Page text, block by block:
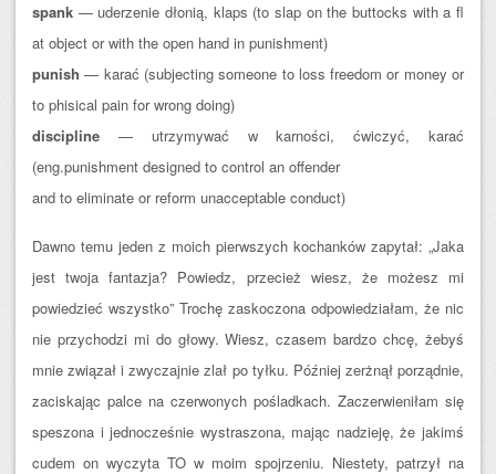
spank — uderzenie dłonią, klaps (to slap on the buttocks with a fl
at object or with the open hand in punishment)
punish— karać (subjecting someone to loss freedom or money or
to phisical pain for wrong doing)
discipline — utrzymywać w karności, ćwiczyć, karać
(eng.punishment designed to control an offender
and to eliminate or reform unacceptable conduct)
Dawno temu jeden z moich pierwszych kochanków zapytał: „Jaka
jest twoja fantazja? Powiedz, przecież wiesz, że możesz mi
powiedzieć wszystko” Trochę zaskoczona odpowiedziałam, że nic
nie przychodzi mi do głowy. Wiesz, czasem bardzo chcę, żebyś
mnie związał i zwyczajnie zlał po tyłku. Później zerżnął porządnie,
zaciskając palce na czerwonych pośladkach. Zaczerwieniłam się
speszona i jednocześnie wystraszona, mając nadzieję, że jakimś
cudem on wyczyta TO w moim spojrzeniu. Niestety, patrzył na